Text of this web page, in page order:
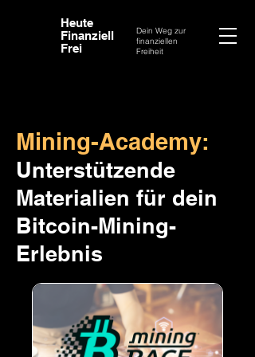
Heute
Finanziell
Frei
Dein Weg zur
finanziellen
Freiheit
Mining-Academy:
Unterstützende
Materialien für dein
Bitcoin-Mining-
Erlebnis